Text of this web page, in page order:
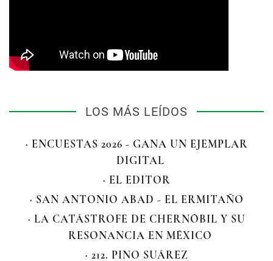
LOS MÁS LEÍDOS
· ENCUESTAS 2026 - GANA UN EJEMPLAR
DIGITAL
· EL EDITOR
· SAN ANTONIO ABAD - EL ERMITAÑO
· LA CATÁSTROFE DE CHERNÓBIL Y SU
RESONANCIA EN MÉXICO
· 212. PINO SUÁREZ